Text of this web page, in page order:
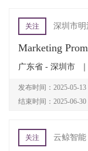
关注 深圳市明
Marketing
广东省 - 深圳市
发布时间：2025-05-13
结束时间：2025-06-30
关注 云鲸智能